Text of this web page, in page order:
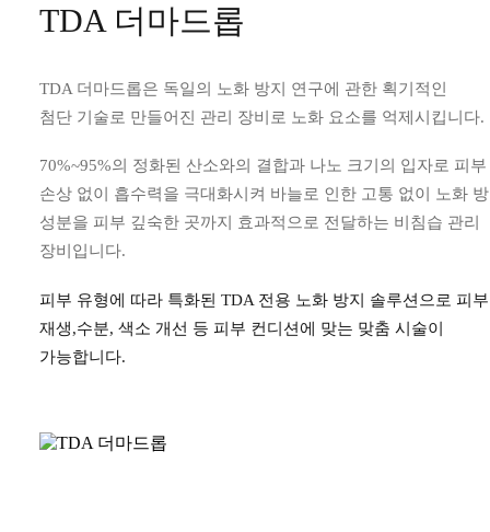
TDA 더마드롭
TDA 더마드롭은 독일의 노화 방지 연구에 관한 획기적인
첨단 기술로 만들어진 관리 장비로 노화 요소를 억제시킵니다.
70%~95%의 정화된 산소와의 결합과 나노 크기의 입자로 피부
손상 없이 흡수력을 극대화시켜 바늘로 인한 고통 없이 노화
성분을 피부 깊숙한 곳까지 효과적으로 전달하는 비침습 관리
장비입니다.
피부 유형에 따라 특화된 TDA 전용 노화 방지 솔루션으로 피부
재생,수분, 색소 개선 등 피부 컨디션에 맞는 맞춤 시술이
가능합니다.